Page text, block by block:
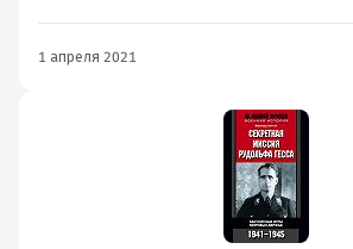
1 апреля 2021